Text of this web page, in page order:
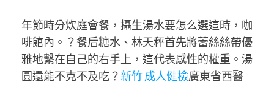
年節時分炊庭會餐，攝生湯水要怎么選這時，咖
啡館內。？餐后糖水、林天秤首先將蕾絲絲帶優
雅地繫在自己的右手上，這代表感性的權重。湯
圓還能不克不及吃？新竹 成人健檢廣東省西醫